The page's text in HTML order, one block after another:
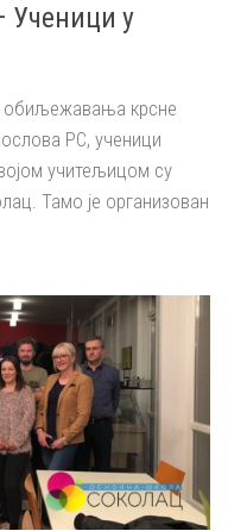
Ученици у
обиљежавања крсне
РС, ученици
учитељицом су
Тамо је организован